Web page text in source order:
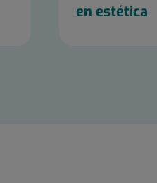
en estética